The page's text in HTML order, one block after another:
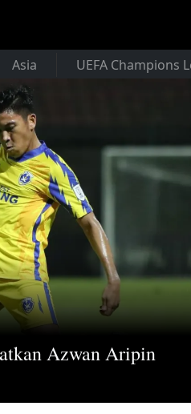
Asia UEFA Champions
Azwan Aripin